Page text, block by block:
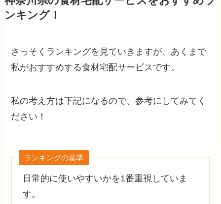
ンキング！
さっそくランキングを見ていきますが、あくまで
私がおすすめする食材宅配サービスです。
私の考え方は下記になるので、参考にしてみてく
ださい！
ランキングの基準
日常的に使いやすいかを1番重視していま
す。